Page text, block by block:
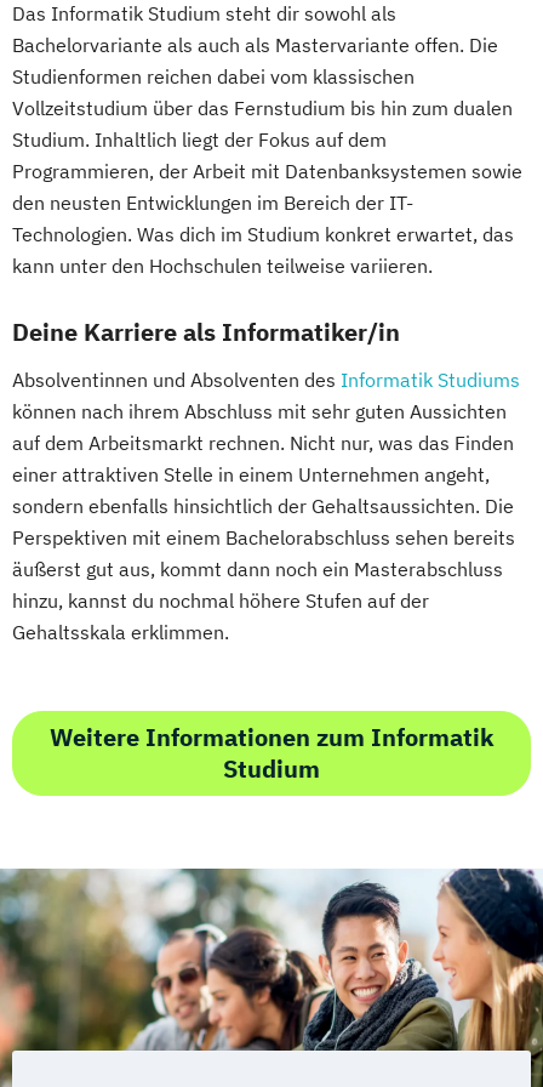
Das Informatik Studium steht dir sowohl als
Bachelorvariante als auch als Mastervariante offen. Die
Studienformen reichen dabei vom klassischen
Vollzeitstudium über das Fernstudium bis hin zum dualen
Studium. Inhaltlich liegt der Fokus auf dem
Programmieren, der Arbeit mit Datenbanksystemen sowie
den neusten Entwicklungen im Bereich der IT-
Technologien. Was dich im Studium konkret erwartet, das
kann unter den Hochschulen teilweise variieren.
Deine Karriere als Informatiker/in
Absolventinnen und Absolventen des Informatik Studiums
können nach ihrem Abschluss mit sehr guten Aussichten
auf dem Arbeitsmarkt rechnen. Nicht nur, was das Finden
einer attraktiven Stelle in einem Unternehmen angeht,
sondern ebenfalls hinsichtlich der Gehaltsaussichten. Die
Perspektiven mit einem Bachelorabschluss sehen bereits
äußerst gut aus, kommt dann noch ein Masterabschluss
hinzu, kannst du nochmal höhere Stufen auf der
Gehaltsskala erklimmen.
Weitere Informationen zum Informatik
Studium